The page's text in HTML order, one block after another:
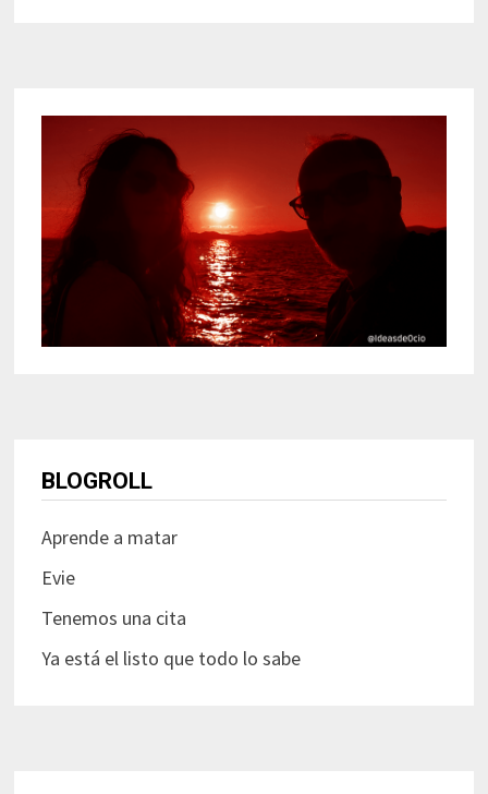
BLOGROLL
Aprende a matar
Evie
Tenemos una cita
Ya está el listo que todo lo sabe